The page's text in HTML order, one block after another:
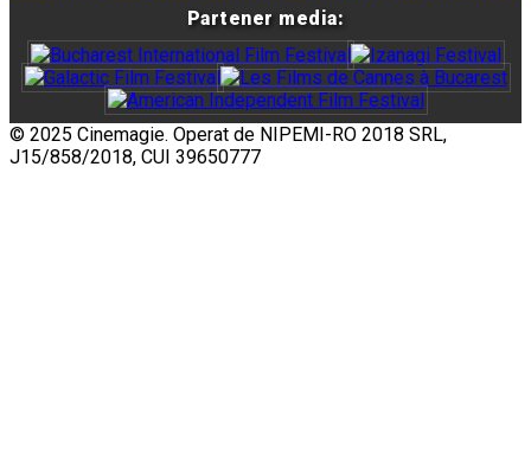
Partener media:
© 2025 Cinemagie. Operat de NIPEMI-RO 2018 SRL,
J15/858/2018, CUI 39650777